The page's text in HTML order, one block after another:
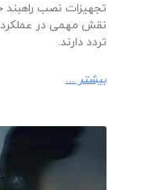
تجهیزات نصب راهبند
نقش مهمی در
تردد دارند.
بیشتر ...